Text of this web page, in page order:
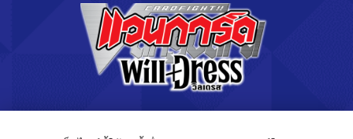
บริษัท คิดซ์ แอนด์ คิทซ์ จำกัด